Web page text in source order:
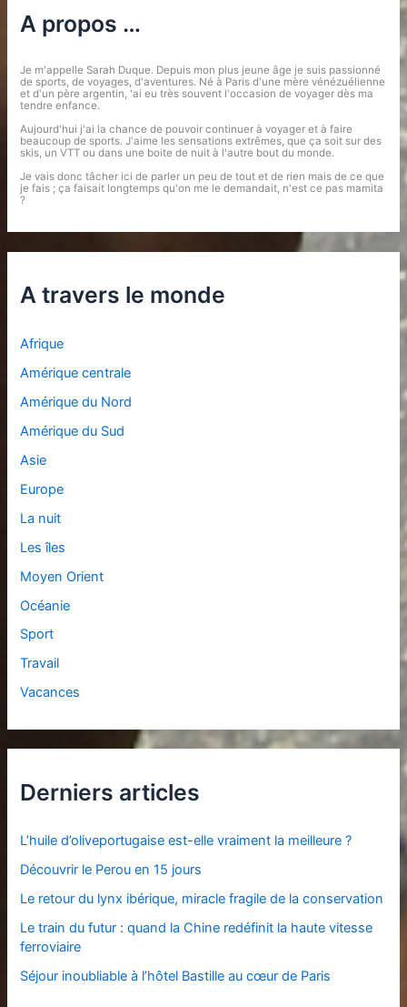
A propos …
Je m'appelle Sarah Duque. Depuis mon plus jeune âge je suis passionné
de sports, de voyages, d'aventures. Né à Paris d'une mère vénézuélienne
et d'un père argentin, 'ai eu très souvent l'occasion de voyager dès ma
tendre enfance.
Aujourd'hui j'ai la chance de pouvoir continuer à voyager et à faire
beaucoup de sports. J'aime les sensations extrêmes, que ça soit sur des
skis, un VTT ou dans une boite de nuit à l'autre bout du monde.
Je vais donc tâcher ici de parler un peu de tout et de rien mais de ce que
je fais ; ça faisait longtemps qu'on me le demandait, n'est ce pas mamita
?
A travers le monde
Afrique
Amérique centrale
Amérique du Nord
Amérique du Sud
Asie
Europe
La nuit
Les îles
Moyen Orient
Océanie
Sport
Travail
Vacances
Derniers articles
L’huile d’oliveportugaise est-elle vraiment la meilleure ?
Découvrir le Perou en 15 jours
Le retour du lynx ibérique, miracle fragile de la conservation
Le train du futur : quand la Chine redéfinit la haute vitesse
ferroviaire
Séjour inoubliable à l’hôtel Bastille au cœur de Paris